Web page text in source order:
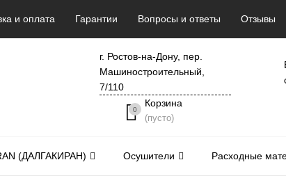
и оплата Гарантии Вопросы и ответы Отзывы
г. Ростов-на-Дону, пер.
Машиностроительный,
7/110
0
Корзина
(пусто)
(ДАЛГАКИРАН) Осушители Расходные